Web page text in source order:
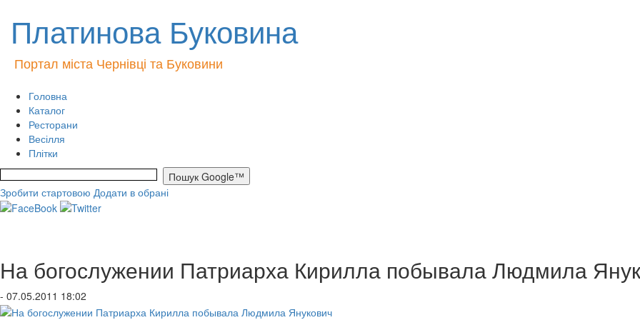
Платинова Буковина
Портал міста Чернівці та Буковини
Головна
Каталог
Ресторани
Весілля
Плітки
Зробити стартовою Додати в обрані
На богослужении Патриарха Кирилла побывала Людмила
- 07.05.2011 18:02